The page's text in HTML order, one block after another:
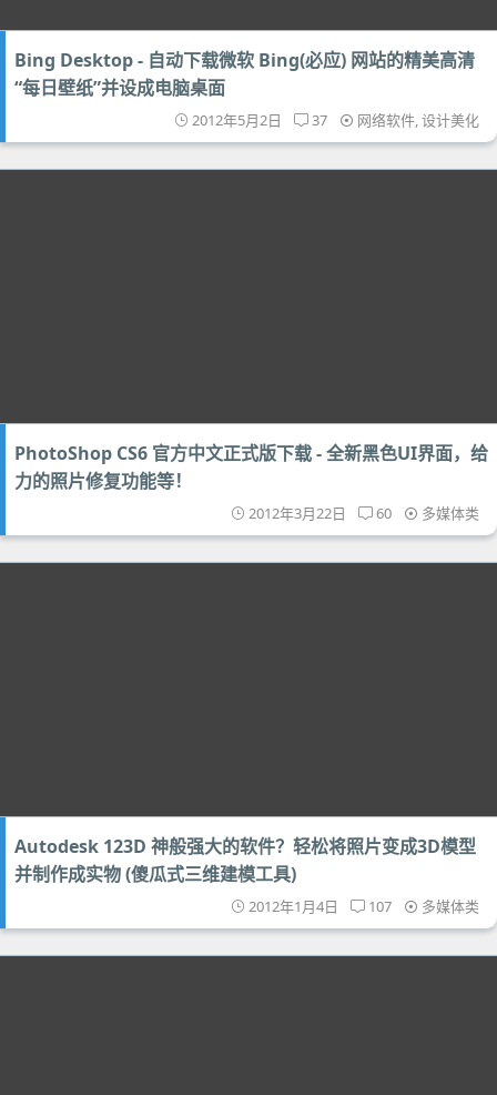
Bing Desktop - 自动下载微软 Bing(必应) 网站的精美高清
“每日壁纸”并设成电脑桌面
2012年5月2日 37 网络软件,设计美化
PhotoShop CS6 官方中文正式版下载 - 全新黑色UI界面，给
力的照片修复功能等！
2012年3月22日 60 多媒体类
Autodesk 123D 神般强大的软件？轻松将照片变成3D模型
并制作成实物 (傻瓜式三维建模工具)
2012年1月4日 107 多媒体类